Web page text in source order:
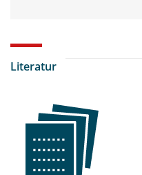
Literatur